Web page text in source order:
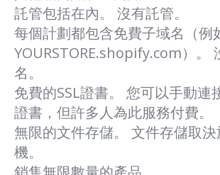
託管包括在內。 沒有託管。
每個計劃都包含免費子域名（例
YOURSTORE.shopify.com）。
名。
免費的SSL證書。 您可以手動連
證書，但許多人為此服務付費。
無限的文件存儲。 文件存儲取
機。